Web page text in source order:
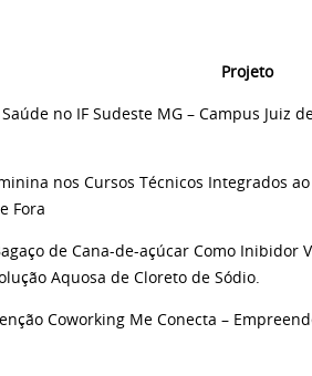
Projeto
no IF Sudeste MG – Campus Juiz
nos Cursos Técnicos Integrados
Fora
de Cana-de-açúcar Como Inibidor
Aquosa de Cloreto de Sódio.
Coworking Me Conecta –